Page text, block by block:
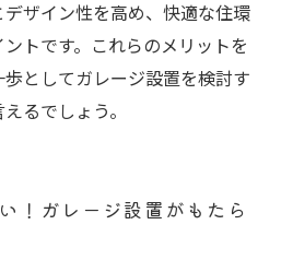
ザイン性を高め、快適な住環
トです。これらのメリットを
としてガレージ設置を検討す
るでしょう。
！ガレージ設置がもたら